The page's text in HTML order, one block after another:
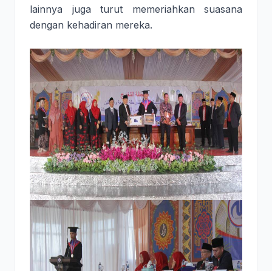
lainnya juga turut memeriahkan suasana
dengan kehadiran mereka.